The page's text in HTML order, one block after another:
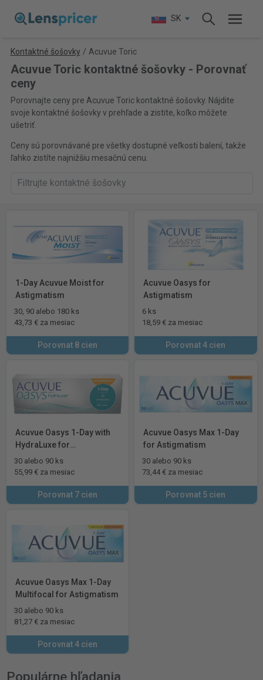
SK
Kontaktné šošovky / Acuvue Toric
Acuvue Toric kontaktné šošovky - Porovnať
ceny
Porovnajte ceny pre Acuvue Toric kontaktné šošovky. Nájdite
svoje kontaktné šošovky v prehľade a zistite, koľko môžete
ušetriť.
Ceny sú porovnávané pre všetky dostupné veľkosti balení, takže
ľahko zistíte najnižšiu mesačnú cenu.
1-Day Acuvue Moist for
Astigmatism
30, 90 alebo 180 ks
43,73 € za mesiac
Porovnat 8 cien
Acuvue Oasys for
Astigmatism
6 ks
18,59 € za mesiac
Porovnat 4 cien
Acuvue Oasys 1-Day with
HydraLuxe for
Astigmatism
30 alebo 90 ks
55,99 € za mesiac
Porovnat 7 cien
Acuvue Oasys Max 1-Day
for Astigmatism
30 alebo 90 ks
73,44 € za mesiac
Porovnat 5 cien
Acuvue Oasys Max 1-Day
Multifocal for Astigmatism
30 alebo 90 ks
81,27 € za mesiac
Porovnat 4 cien
Populárne hľadania